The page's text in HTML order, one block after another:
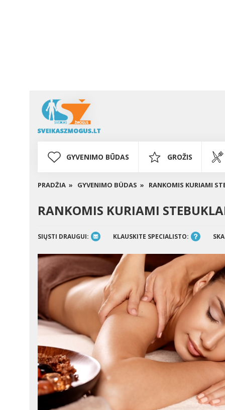
GYVENIMO BŪDAS GROŽIS
PRADŽIA » GYVENIMO BŪDAS » RANKOMIS KURIAMI
RANKOMIS KURIAMI
SIŲSTI DRAUGUI: KLAUSKITE SPECIALISTO: